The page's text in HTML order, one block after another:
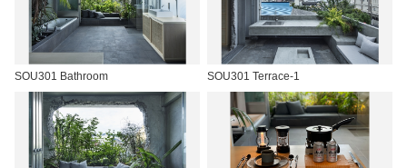
SOU301 Bathroom SOU301 Terrace-1